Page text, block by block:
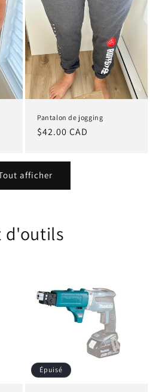
Pantalon de jogging
Prix
$42.00 CAD
afficher
d'outils
Épuisé